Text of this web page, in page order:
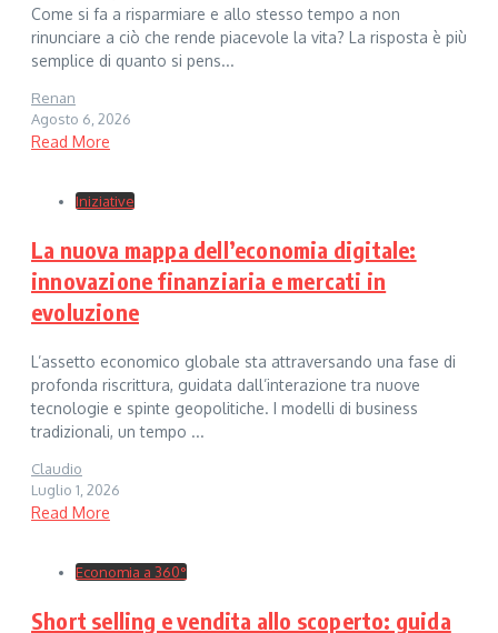
Come si fa a risparmiare e allo stesso tempo a non
rinunciare a ciò che rende piacevole la vita? La risposta è più
semplice di quanto si pens...
Renan
Agosto 6, 2026
Read More
Iniziative
La nuova mappa dell’economia digitale:
innovazione finanziaria e mercati in
evoluzione
L’assetto economico globale sta attraversando una fase di
profonda riscrittura, guidata dall’interazione tra nuove
tecnologie e spinte geopolitiche. I modelli di business
tradizionali, un tempo ...
Claudio
Luglio 1, 2026
Read More
Economia a 360°
Short selling e vendita allo scoperto: guida